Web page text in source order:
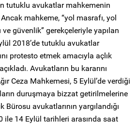
tutuklu avukatlar mahkemenin
mahkeme, “yol masrafı, yol
güvenlik” gerekçeleriyle yapılan
2018’de tutuklu avukatlar
protesto etmek amacıyla açlık
Avukatların bu kararını
Ceza Mahkemesi, 5 Eylül’de verdiği
duruşmaya bizzat getirilmelerine
avukatlarının yargılandığı
ile 14 Eylül tarihleri arasında saat